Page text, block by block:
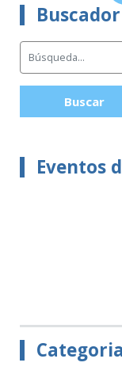
Buscador
Buscar
Eventos